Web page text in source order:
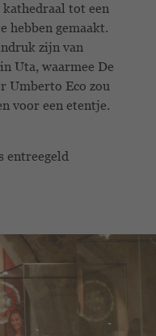
kathedraal tot een
hebben gemaakt.
zijn van
Uta, waarmee De
Umberto Eco zou
voor een etentje.
entreegeld